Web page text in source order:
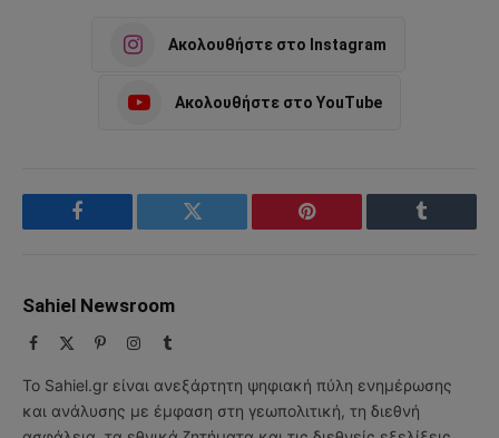
Ακολουθήστε στο Instagram
Ακολουθήστε στο YouTube
Facebook Twitter Pinterest Tumblr
Sahiel Newsroom
Facebook PinterestInstagram
Tumblr
Το Sahiel.gr είναι ανεξάρτητη ψηφιακή πύλη ενημέρωσης
και ανάλυσης με έμφαση στη γεωπολιτική, τη διεθνή